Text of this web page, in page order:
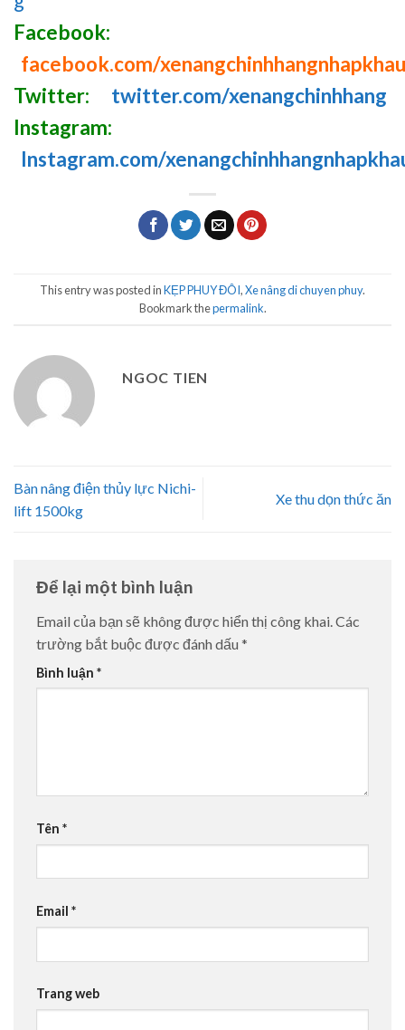
Facebook:
facebook.com/xenangchinhhangnhapkhau
Twitter:
twitter.com/xenangchinhhang
Instagram:
Instagram.com/
This entry was posted inKẸP PHUY ĐÔI,Xe nâng di chuyen phuy.
Bookmark thepermalink.
NGOC TIEN
Bàn nâng điện thủy lực Nichi-
lift 1500kg
Xe thu dọn thức ăn
Để lại một bình luận
Email của bạn sẽ không được hiển thị công khai. Các
trường bắt buộc được đánh dấu *
Bình luận *
Tên *
Email *
Trang web